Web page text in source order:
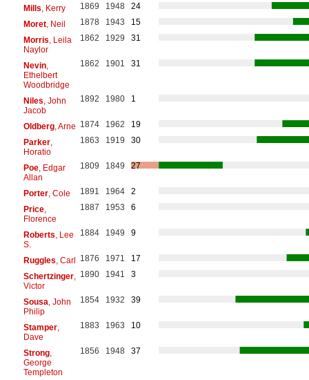
Mills , Kerry 1869 1948
24
Moret, Neil 1878 1943
15
Morris , Leila
Naylor
1862 1929 31
Nevin,
Ethelbert
Woodbridge
1862 1901 31
Niles , John
Jacob
1892 1980 1
Oldberg, Arne 1874 1962
19
Parker,
Horatio
1863 1919 30
Poe, Edgar
Allan
1809 1849 27
Porter, Cole 1891 1964
2
Price,
Florence
1887 1953 6
Roberts , Lee
S.
1884 1949 9
Ruggles , Carl 1876 1971
17
Schertzinger,
Victor
1890 1941 3
Sousa , John
Philip
1854 1932 39
Stamper,
Dave
1883 1963 10
Strong,
George
Templeton
1856 1948 37